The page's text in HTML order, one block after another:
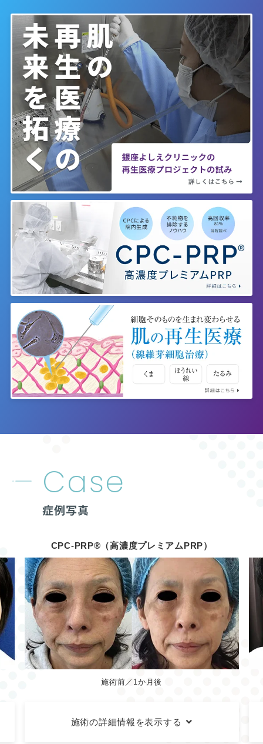
Case
症例写真
CPC-PRP®（高濃度プレミアムPRP）
施術前／1か月後
施術の詳細情報を表示する